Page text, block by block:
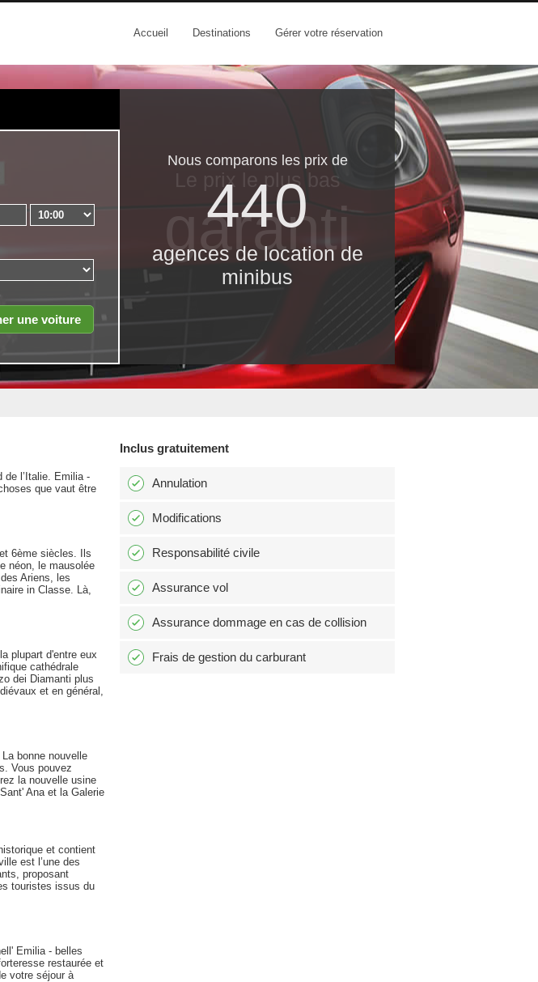
Accueil Destinations Gérer votre réservation
Nous comparons les prix de
440
agences de location de
minibus
Le prix le​ plus bas
garanti
l’Italie. Emilia -
que vaut être
6ème siècles. Ils
néon, le mausolée
Ariens, les
in Classe. Là,
plupart d'entre eux
cathédrale
dei Diamanti plus
et en général,
bonne nouvelle
Vous pouvez
la nouvelle usine
Ana et la Galerie
et contient
est l’une des
proposant
touristes issus du
Emilia - belles
restaurée et
votre séjour à
Inclus gratuitement
Annulation
Modifications
Responsabilité civile
Assurance vol
Assurance dommage en cas de collision
Frais de gestion du carburant